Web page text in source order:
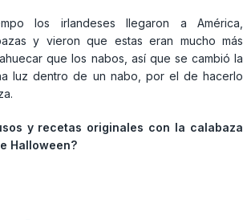
los irlandeses llegaron a América,
y vieron que estas eran mucho más
que los nabos, así que se cambió la
luz dentro de un nabo, por el de hacerlo
y recetas originales con la calabaza
Halloween?